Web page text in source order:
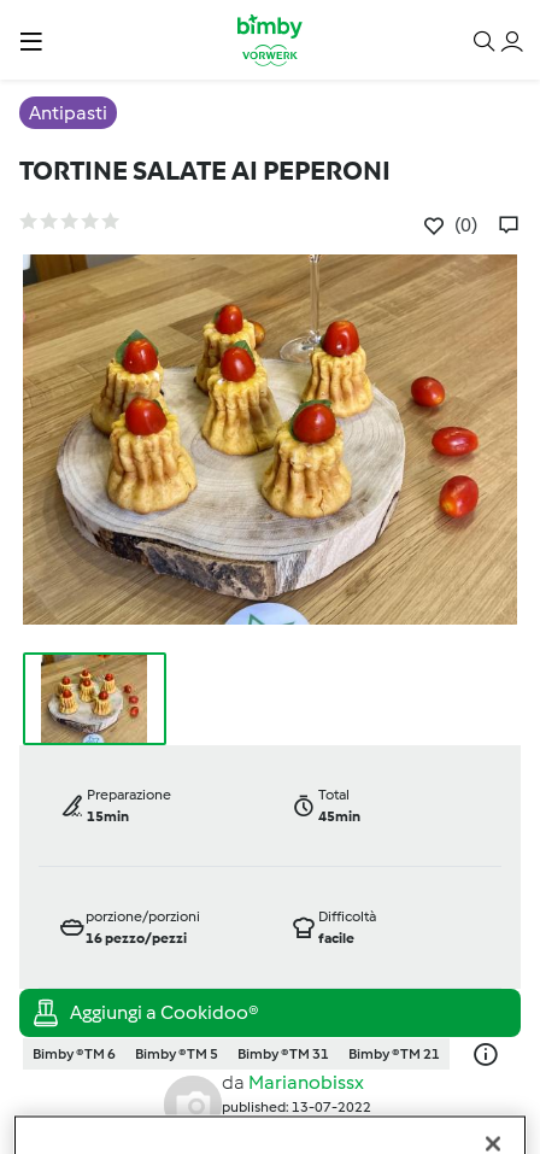
Antipasti
TORTINE SALATE AI PEPERONI
(0)
Preparazione
15min
Total
45min
porzione/porzioni
16pezzo/pezzi
Difficoltà
facile
Bimby ® TM 6 Bimby ® TM 5 Bimby ® TM 31 Bimby ® TM 21
da Marianobissx
published: 13-07-2022